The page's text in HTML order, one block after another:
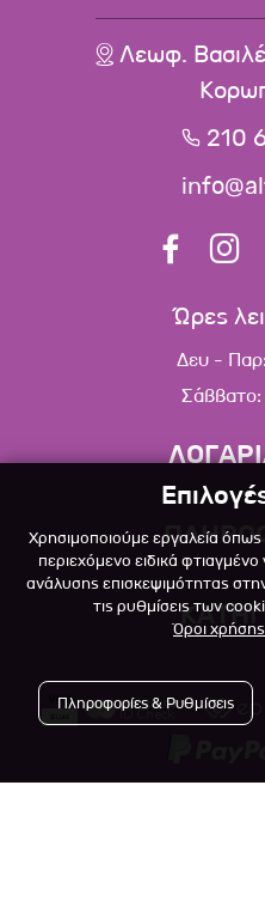
Λεωφ.
210
Ώρες
Δευ -
Λίστα
Πολιτική
Όροι
Χρησιμοποιούμε εργαλεία
περιεχόμενο ειδικά
ανάλυσης επισκεψιμότητας
τις ρυθμίσεις των
Όροι χρήσης
Πληροφορίες & Ρυθμίσεις